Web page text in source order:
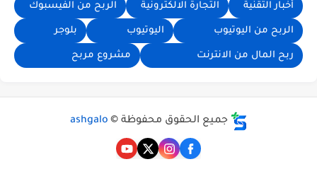
أخبار التقنية التجارة الالكترونية الربح من الفيسبوك
الربح من اليوتيوب اليوتيوب بلوجر
ربح المال من الانترنت مشروع مربح
جميع الحقوق محفوظة © ashgalo